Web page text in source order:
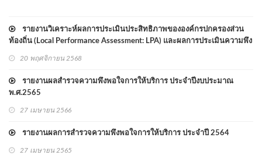
รายงานวิเคราะห์ผลการประเมินประสิทธิภาพขององค์กรปกครองส่วน
ท้องถิ่น (Local Performance Assessment: LPA) และผลการประเมินความพึง
ถิ่น ประจำปี ๒๕๖๘
20 พฤศจิกายน 2568
รายงานผลสำรวจความพึงพอใจการให้บริการ ประจำปีงบประมาณ
พ.ศ.2565
27 เมษายน 2566
รายงานผลการสำรวจความพึงพอใจการให้บริการ ประจำปี 2564
27 เมษายน 2565